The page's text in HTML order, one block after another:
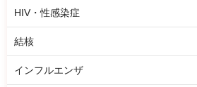
HIV・性感染症
結核
インフルエンザ